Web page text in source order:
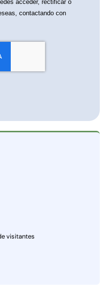
acceder, rectificar o
contactando con
visitantes